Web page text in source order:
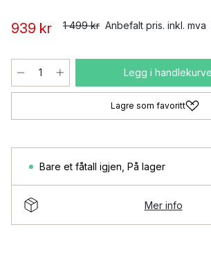
939 kr 1 499 kr Anbefalt pris. inkl. mva
Legg i
Lagre som favoritt
Bare et fåtall igjen På lager
Mer info